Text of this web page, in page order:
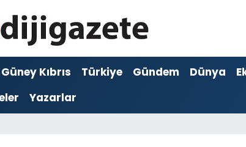
Güney Kıbrıs Türkiye Gündem Dünya
Yazarlar